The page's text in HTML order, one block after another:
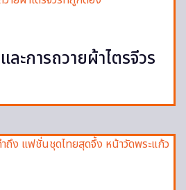
ละการถวายผ้าไตรจีวร